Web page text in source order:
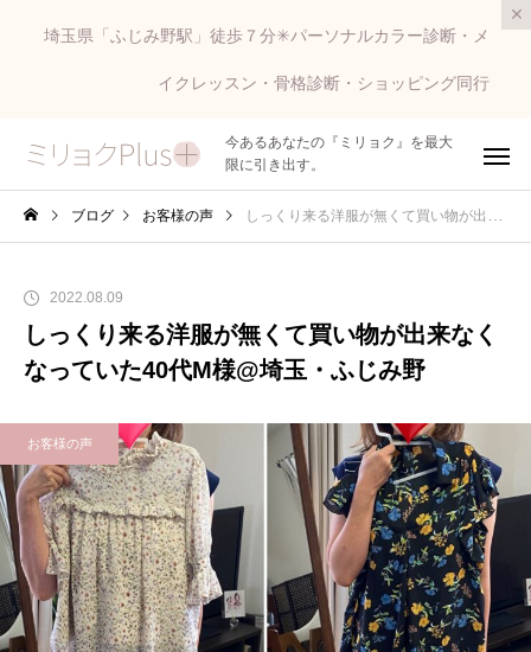
埼玉県「ふじみ野駅」徒歩７分✳︎パーソナルカラー診断・メ
イクレッスン・骨格診断・ショッピング同行
今あるあなたの『ミリョク』を最大
限に引き出す。
ブログ お客様の声 しっくり来る洋服が無くて買い物が出来なくなっていた40代M様@埼玉・ふじみ野
2022.08.09
しっくり来る洋服が無くて買い物が出来なく
なっていた40代M様@埼玉・ふじみ野
お客様の声